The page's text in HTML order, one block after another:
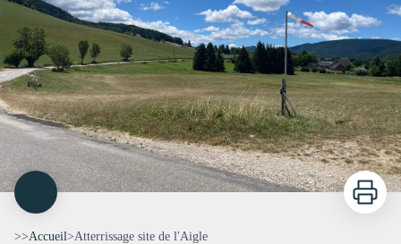
Imprimer
>>Accueil>Atterrissage site de l'Aigle